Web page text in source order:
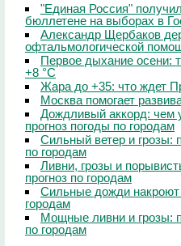
"Единая Россия"
бюллетене на выборах в
Александр Щербаков
офтальмологической
Первое дыхание осени:
+8 °C
Жара до +35: что ждет
Москва помогает
Дождливый аккорд: чем
прогноз погоды по городам
Сильный ветер и грозы:
по городам
Ливни, грозы и
прогноз по городам
Сильные дожди
городам
Мощные ливни и грозы:
по городам